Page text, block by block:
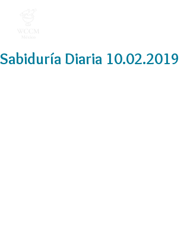
Sabiduría Diaria 10.02.2019